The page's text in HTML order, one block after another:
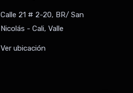
Calle 21 # 2-20, BR/ San
Nicolás - Cali, Valle
Ver ubicación